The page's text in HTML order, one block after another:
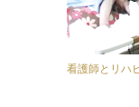
看護師とリハ